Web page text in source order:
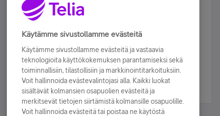
Älä jää paitsi – osallistu ja voita!
Tilaa Telian uutiskirje ja olet mukana arvonnassa.
sähköpostiisi.
Tilaa nyt
Käytämme sivustollamme evästeitä
Käytämme sivustollamme evästeitä ja vastaavia
teknologioita käyttökokemuksen parantamiseksi sekä
toiminnallisiin, tilastollisiin ja markkinointitarkoituksiin.
Voit hallinnoida evästevalintojasi alla. Kaikki luokat
sisältävät kolmansien osapuolien evästeitä ja
merkitsevät tietojen siirtämistä kolmansille osapuolille.
Voit hallinnoida evästeitä tai poistaa ne käytöstä